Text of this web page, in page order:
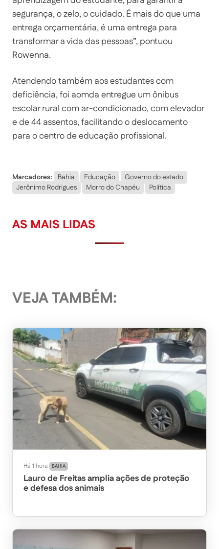
segurança, o zelo, o cuidado. É mais do que uma
entrega orçamentária, é uma entrega para
transformar a vida das pessoas”, pontuou
Rowenna.
Atendendo também aos estudantes com
deficiência, foi aomda entregue um ônibus
escolar rural com ar-condicionado, com elevador
e de 44 assentos, facilitando o deslocamento
para o centro de educação profissional.
Marcadores: Bahia Educação
Governo do estado
Jerônimo Rodrigues
Morro do Chapéu Política
AS MAIS LIDAS
VEJA TAMBÉM:
Há 1 hora BAHIA
Lauro de Freitas amplia ações de proteção
e defesa dos animais